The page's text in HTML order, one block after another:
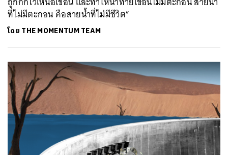
ที่ไม่มีตะกอน คือสายน้ำที่ไม่มีชีวิต”
โดย THE MOMENTUM TEAM